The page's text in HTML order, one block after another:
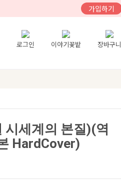
가입하기
로그인 이야기꽃밭 장바구니
시세계의 본질)(역
HardCover)